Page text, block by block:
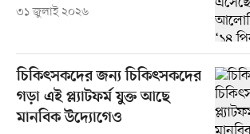
৩১ জুলাই ২০২৬
চিকিৎসকদের জন্য চিকিৎসকদের
গড়া এই প্ল্যাটফর্ম যুক্ত আছে
মানবিক উদ্যোগেও